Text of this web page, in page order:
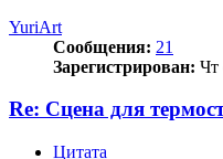
YuriArt
Сообщения: 21
Зарегистрирован: Чт
Re: Сцена для
Цитата